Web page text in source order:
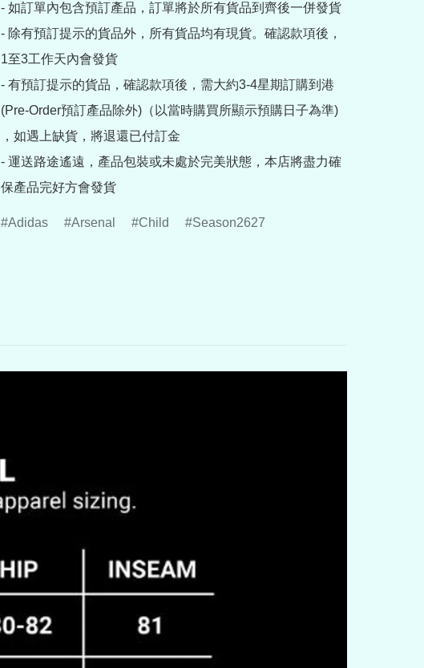
- 如訂單內包含預訂產品，訂單將於所有貨品到齊後一併發貨
- 除有預訂提示的貨品外，所有貨品均有現貨。確認款項後，
1至3工作天內會發貨
- 有預訂提示的貨品，確認款項後，需大約3-4星期訂購到港
(Pre-Order預訂產品除外)（以當時購買所顯示預購日子為準)
，如遇上缺貨，將退還已付訂金
- 運送路途遙遠，產品包裝或未處於完美狀態，本店將盡力確
保產品完好方會發貨
Adidas Arsenal Child Season2627